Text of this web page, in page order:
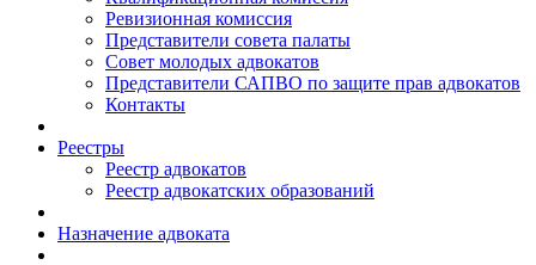
Ревизионная комиссия
Представители совета палаты
Совет молодых адвокатов
Представители САПВО по защите прав адвокатов
Контакты
Реестры
Реестр адвокатов
Реестр адвокатских образований
Назначение адвоката